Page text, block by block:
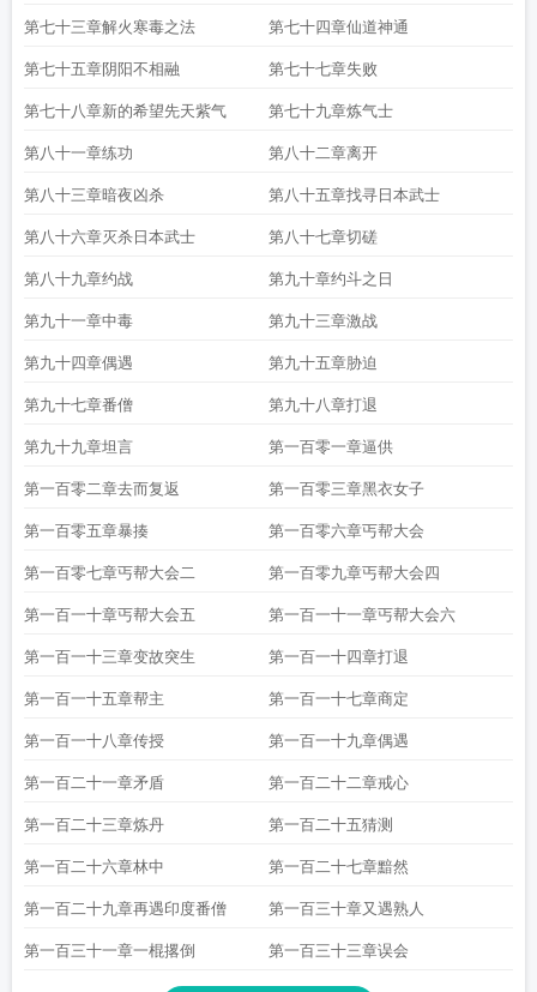
第七十三章解火寒毒之法 第七十四章仙道神通
第七十五章阴阳不相融 第七十七章失败
第七十八章新的希望先天紫气 第七十九章炼气士
第八十一章练功 第八十二章离开
第八十三章暗夜凶杀 第八十五章找寻日本武士
第八十六章灭杀日本武士 第八十七章切磋
第八十九章约战 第九十章约斗之日
第九十一章中毒 第九十三章激战
第九十四章偶遇 第九十五章胁迫
第九十七章番僧 第九十八章打退
第九十九章坦言 第一百零一章逼供
第一百零二章去而复返 第一百零三章黑衣女子
第一百零五章暴揍 第一百零六章丐帮大会
第一百零七章丐帮大会二 第一百零九章丐帮大会四
第一百一十章丐帮大会五 第一百一十一章丐帮大会六
第一百一十三章变故突生 第一百一十四章打退
第一百一十五章帮主 第一百一十七章商定
第一百一十八章传授 第一百一十九章偶遇
第一百二十一章矛盾 第一百二十二章戒心
第一百二十三章炼丹 第一百二十五猜测
第一百二十六章林中 第一百二十七章黯然
第一百二十九章再遇印度番僧 第一百三十章又遇熟人
第一百三十一章一棍撂倒 第一百三十三章误会